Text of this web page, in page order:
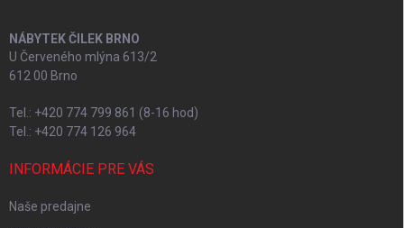
NÁBYTEK ČILEK BRNO
U Červeného mlýna 613/2
612 00 Brno
Tel.: +420 774 799 861 (8-16 hod)
Tel.: +420 774 126 964
INFORMÁCIE PRE VÁS
Naše predajne